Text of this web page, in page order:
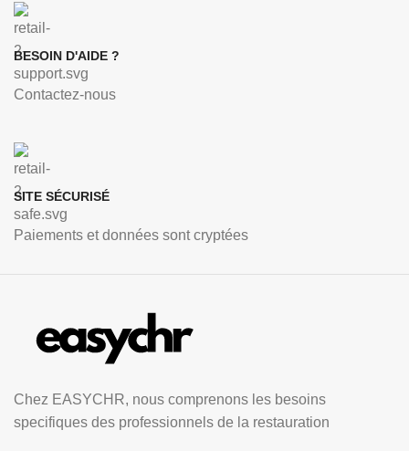
BESOIN D'AIDE ?
Contactez-nous
SITE SÉCURISÉ
Paiements et données sont cryptées
Chez EASYCHR, nous comprenons les besoins
specifiques des professionnels de la restauration